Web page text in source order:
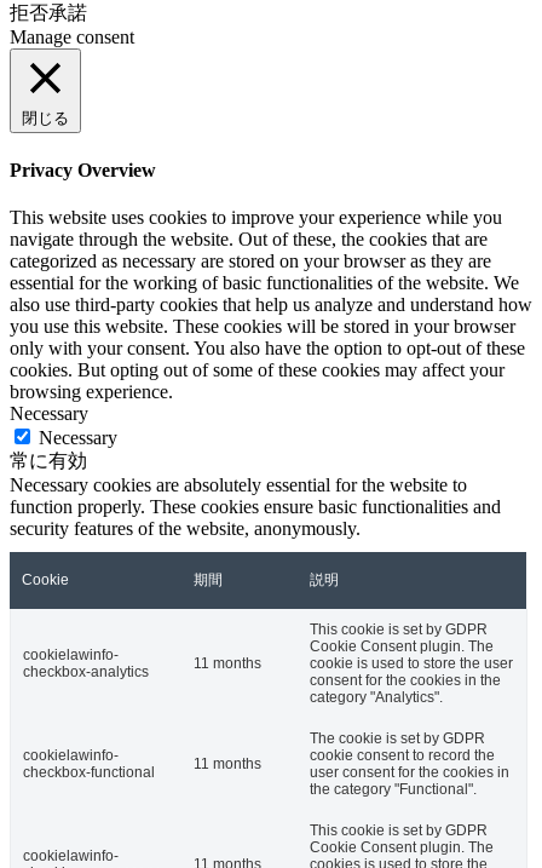
拒否承諾
Manage consent
閉じる
Privacy Overview
This website uses cookies to improve your experience while you
navigate through the website. Out of these, the cookies that are
categorized as necessary are stored on your browser as they are
essential for the working of basic functionalities of the website. We
also use third-party cookies that help us analyze and understand how
you use this website. These cookies will be stored in your browser
only with your consent. You also have the option to opt-out of these
cookies. But opting out of some of these cookies may affect your
browsing experience.
Necessary
Necessary
常に有効
Necessary cookies are absolutely essential for the website to
function properly. These cookies ensure basic functionalities and
security features of the website, anonymously.
Cookie 期間 説明
cookielawinfo-
checkbox-analytics
11 months
This cookie is set by GDPR
Cookie Consent plugin. The
cookie is used to store the user
consent for the cookies in the
category "Analytics".
cookielawinfo-
checkbox-functional
11 months
The cookie is set by GDPR
cookie consent to record the
user consent for the cookies in
the category "Functional".
cookielawinfo-
11 months
This cookie is set by GDPR
Cookie Consent plugin. The
cookies is used to store the